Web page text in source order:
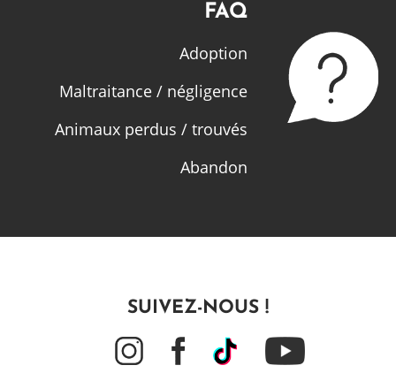
FAQ
Adoption
Maltraitance / négligence
Animaux perdus / trouvés
Abandon
SUIVEZ-NOUS !